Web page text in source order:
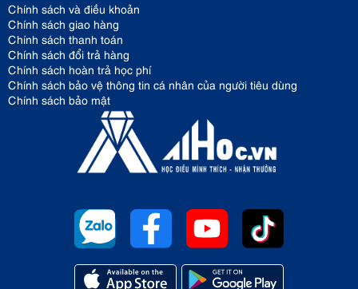
Chính sách và điều khoản
Chính sách giao hàng
Chính sách thanh toán
Chính sách đổi trả hàng
Chính sách hoàn trả học phí
Chính sách bảo vệ thông tin cá nhân của người tiêu dùng
Chính sách bảo mật